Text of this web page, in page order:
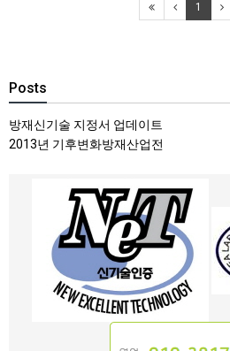
1
Posts
방재신기술 지정서 업데이트
2013년 기후변화방재산업전